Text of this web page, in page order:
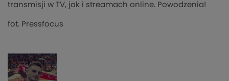
transmisji w TV, jak i streamach online. Powodzenia!
fot. Pressfocus